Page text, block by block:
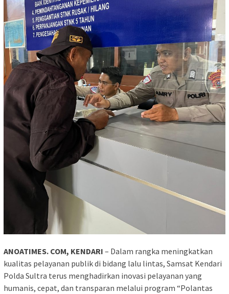
ANOATIMES. COM, KENDARI – Dalam rangka meningkatkan
kualitas pelayanan publik di bidang lalu lintas, Samsat Kendari
Polda Sultra terus menghadirkan inovasi pelayanan yang
humanis, cepat, dan transparan melalui program “Polantas